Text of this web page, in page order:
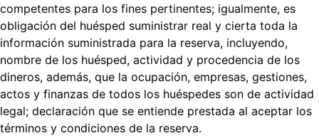
competentes para los fines pertinentes; igualmente, es
obligación del huésped suministrar real y cierta toda la
información suministrada para la reserva, incluyendo,
nombre de los huésped, actividad y procedencia de los
dineros, además, que la ocupación, empresas, gestiones,
actos y finanzas de todos los huéspedes son de actividad
legal; declaración que se entiende prestada al aceptar los
términos y condiciones de la reserva.